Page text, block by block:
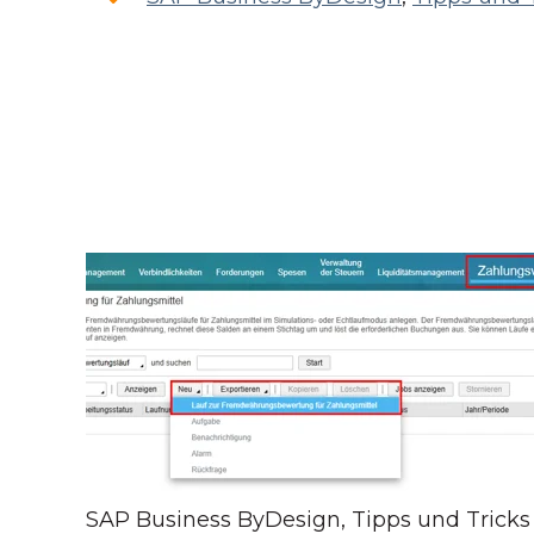
SAP Business ByDesign, Tipps und Tricks